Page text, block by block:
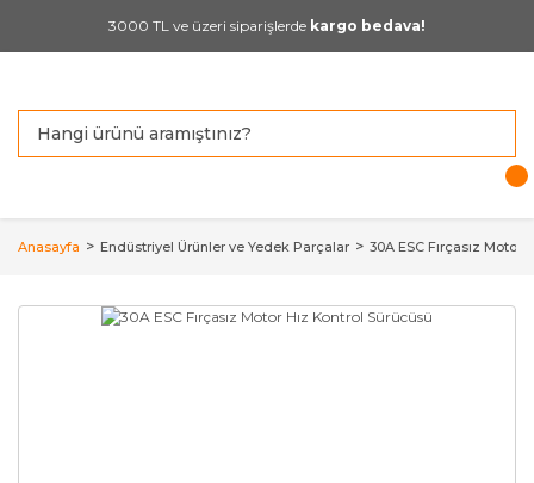
3000 TL ve üzeri siparişlerde kargo bedava!
Anasayfa Endüstriyel Ürünler ve Yedek Parçalar 30A ESC Fırçasız Motor